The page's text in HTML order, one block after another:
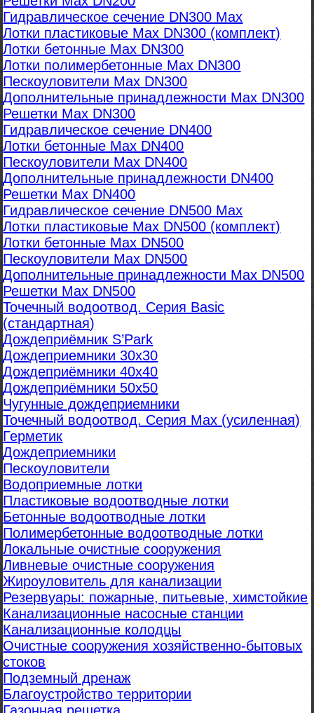
Гидравлическое сечение DN300 Max
Лотки пластиковые Max DN300 (комплект)
Лотки бетонные Max DN300
Лотки полимербетонные Max DN300
Пескоуловители Max DN300
Дополнительные принадлежности Max DN300
Решетки Max DN300
Гидравлическое сечение DN400
Лотки бетонные Max DN400
Пескоуловители Max DN400
Дополнительные принадлежности DN400
Решетки Max DN400
Гидравлическое сечение DN500 Max
Лотки пластиковые Max DN500 (комплект)
Лотки бетонные Max DN500
Пескоуловители Max DN500
Дополнительные принадлежности Max DN500
Решетки Max DN500
Точечный водоотвод. Серия Basic
(стандартная)
Дождеприёмник S’Park
Дождеприемники 30х30
Дождеприёмники 40х40
Дождеприёмники 50х50
Чугунные дождеприемники
Точечный водоотвод. Серия Max (усиленная)
Герметик
Дождеприемники
Пескоуловители
Водоприемные лотки
Пластиковые водоотводные лотки
Бетонные водоотводные лотки
Полимербетонные водоотводные лотки
Локальные очистные сооружения
Ливневые очистные сооружения
Жироуловитель для канализации
Резервуары: пожарные, питьевые, химстойкие
Канализационные насосные станции
Канализационные колодцы
Очистные сооружения хозяйственно-бытовых
стоков
Подземный дренаж
Благоустройство территории